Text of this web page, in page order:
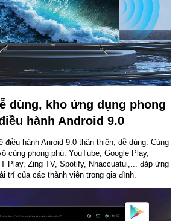
dùng, kho ứng dụng phong
hành Android 9.0
điều hành Anroid 9.0 thân thiện, dễ dùng. Cùng
cùng phong phú: YouTube, Google Play,
Play, Zing TV, Spotify, Nhaccuatui,... đáp ứng
trí của các thành viên trong gia đình.